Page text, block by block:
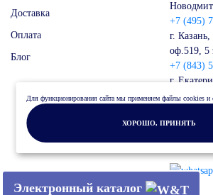
Доставка
Оплата
Блог
+7 (495)
г.
оф.519, 5
+7 (843)
г.
Электронный каталог
Для функционирования сайта мы применяем файлы cookies и
ХОРОШО, ПРИНЯТЬ